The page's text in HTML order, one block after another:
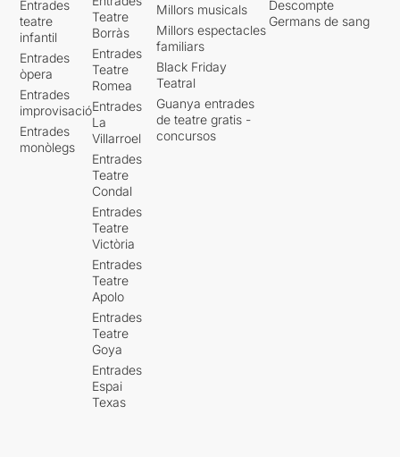
Entrades
teatre
infantil
Entrades
òpera
Entrades
improvisació
Entrades
monòlegs
Teatre
Borràs
Entrades
Teatre
Romea
Entrades
La
Villarroel
Entrades
Teatre
Condal
Entrades
Teatre
Victòria
Entrades
Teatre
Apolo
Entrades
Teatre
Goya
Entrades
Espai
Texas
Millors musicals
Millors espectacles
familiars
Black Friday
Teatral
Guanya entrades
de teatre gratis -
concursos
Descompte
Germans de sang